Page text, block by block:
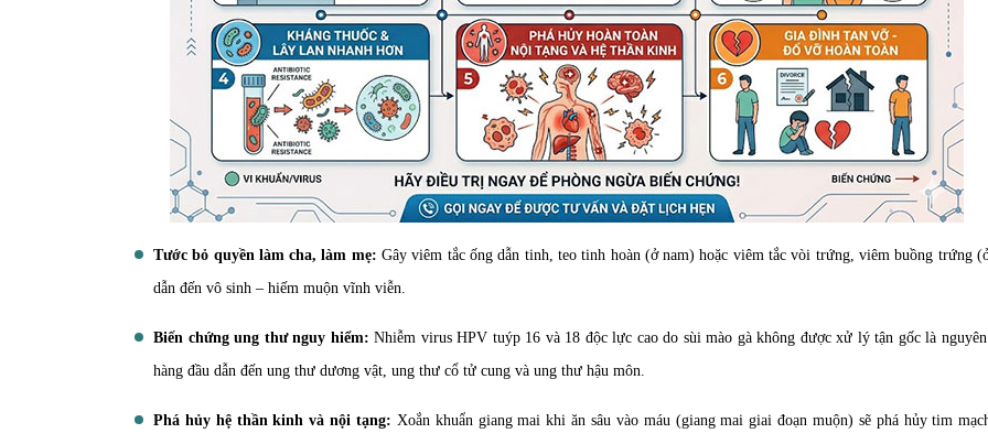
Tước bỏ quyền làm cha, làm mẹ: Gây viêm tắc ống dẫn tinh, teo tinh hoàn (ở nam) hoặc viêm tắc vòi trứng, viêm buồng trứng
dẫn đến vô sinh – hiếm muộn vĩnh viễn.
Biến chứng ung thư nguy hiểm: Nhiễm virus HPV tuýp 16 và 18 độc lực cao do sùi mào gà không được xử lý tận gốc là nguyên
hàng đầu dẫn đến ung thư dương vật, ung thư cổ tử cung và ung thư hậu môn.
Phá hủy hệ thần kinh và nội tạng: Xoắn khuẩn giang mai khi ăn sâu vào máu (giang mai giai đoạn muộn) sẽ phá hủy tim